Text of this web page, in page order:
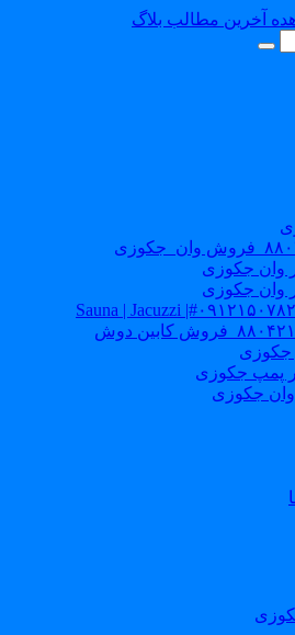
آخرین مطالب بلاگ
جکوزی
جکوزی
جکوزی
جکوزی